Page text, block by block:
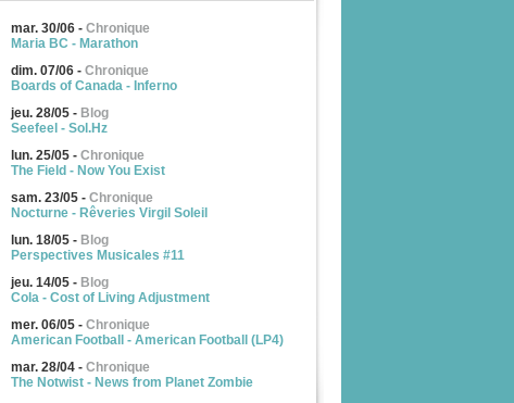
mar. 30/06 - Chronique
Maria BC - Marathon
dim. 07/06 - Chronique
Boards of Canada - Inferno
jeu. 28/05 - Blog
Seefeel - Sol.Hz
lun. 25/05 - Chronique
The Field - Now You Exist
sam. 23/05 - Chronique
Nocturne - Rêveries Virgil Soleil
lun. 18/05 - Blog
Perspectives Musicales #11
jeu. 14/05 - Blog
Cola - Cost of Living Adjustment
mer. 06/05 - Chronique
American Football - American Football (LP4)
mar. 28/04 - Chronique
The Notwist - News from Planet Zombie